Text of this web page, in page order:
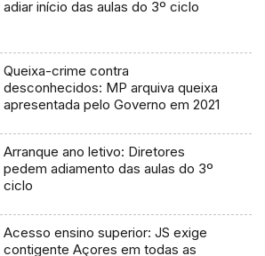
adiar início das aulas do 3º ciclo
Queixa-crime contra
desconhecidos: MP arquiva queixa
apresentada pelo Governo em 2021
Arranque ano letivo: Diretores
pedem adiamento das aulas do 3º
ciclo
Acesso ensino superior: JS exige
contigente Açores em todas as